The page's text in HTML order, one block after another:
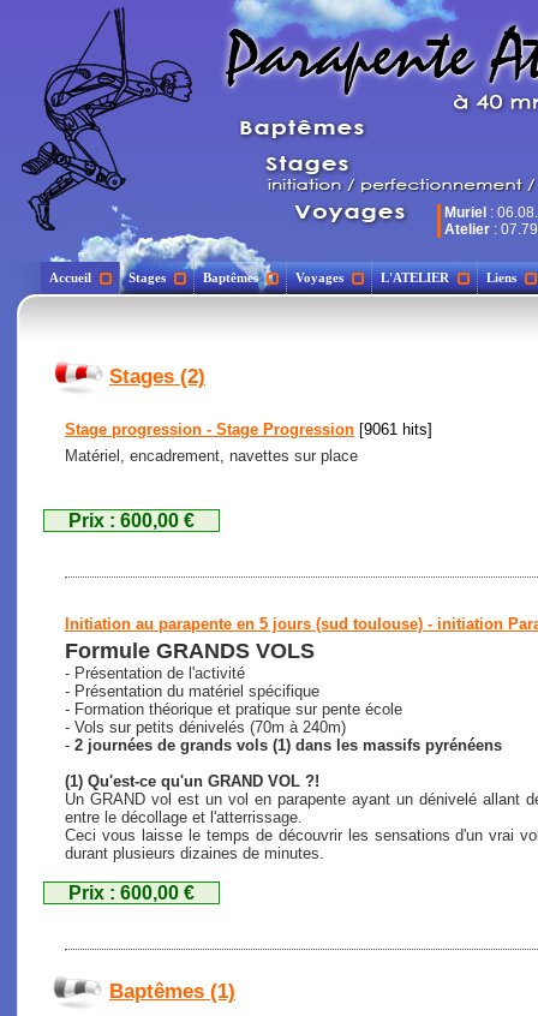
Muriel :
Atelier :
Accueil Stages Baptêmes Voyages L'ATELIER Liens
Stages (2)
Stage progression - Stage Progression [9061 hits]
Matériel, encadrement, navettes sur place
Prix : 600,00 €
Initiation au parapente en 5 jours (sud toulouse) - initiation
Formule GRANDS VOLS
- Présentation de l'activité
- Présentation du matériel spécifique
- Formation théorique et pratique sur pente école
- Vols sur petits dénivelés (70m à 240m)
- 2 journées de grands vols (1) dans les massifs pyrénéens
(1) Qu'est-ce qu'un GRAND VOL ?!
Un GRAND vol est un vol en parapente ayant un dénivelé allant
entre le décollage et l'atterrissage.
Ceci vous laisse le temps de découvrir les sensations d'un vrai
durant plusieurs dizaines de minutes.
Prix : 600,00 €
Baptêmes (1)